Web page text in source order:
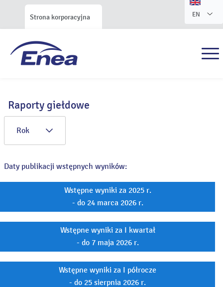
Strona korporacyjna EN
Raporty giełdowe
Rok
Daty publikacji wstępnych wyników:
Wstępne wyniki za 2025 r.
- do 24 marca 2026 r.
Wstępne wyniki za I kwartał
- do 7 maja 2026 r.
Wstępne wyniki za I półrocze
- do 25 sierpnia 2026 r.